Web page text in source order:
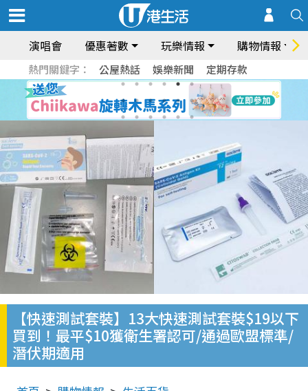
演唱會 優惠著數 玩樂情報 購物情報
熱門關鍵字： 公屋熱話 娛樂新聞 定期存款
【快速測試套裝】13大快速測試套裝$19以下
買到！最平$10獲衛生署認可/通過歐盟標準/
潛伏期適用